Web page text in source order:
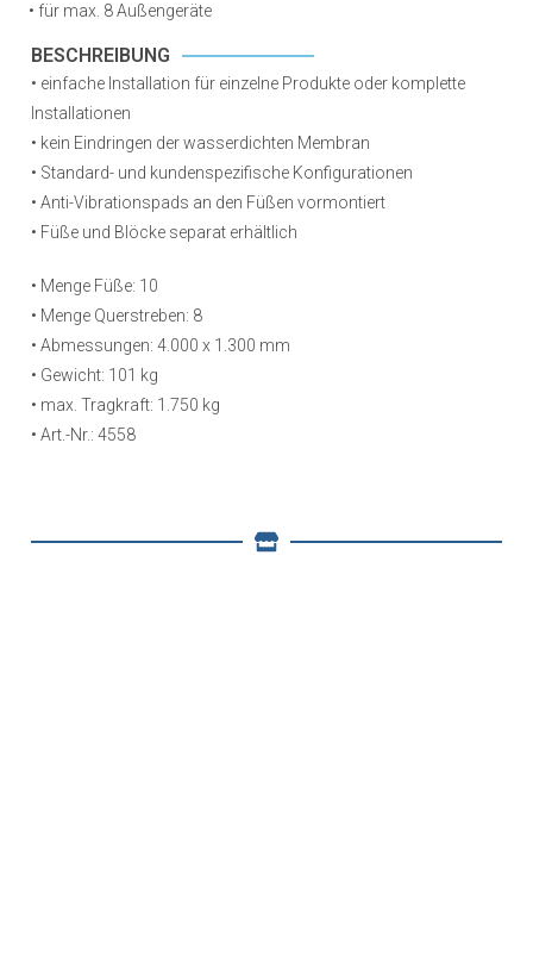
• für max. 8 Außengeräte
BESCHREIBUNG
• einfache Installation für einzelne Produkte oder komplette
Installationen
• kein Eindringen der wasserdichten Membran
• Standard- und kundenspezifische Konfigurationen
• Anti-Vibrationspads an den Füßen vormontiert
• Füße und Blöcke separat erhältlich
• Menge Füße: 10
• Menge Querstreben: 8
• Abmessungen: 4.000 x 1.300 mm
• Gewicht: 101 kg
• max. Tragkraft: 1.750 kg
• Art.-Nr.: 4558